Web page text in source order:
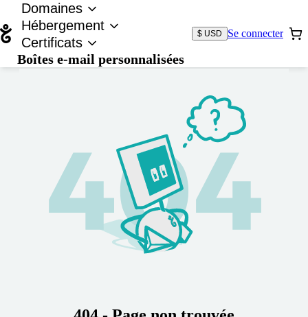
Domaines
Hébergement
Certificats
Boîtes e-mail personnalisées
$ USD Se connecter